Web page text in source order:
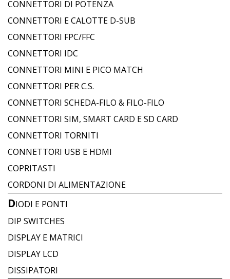
CONNETTORI DI POTENZA
CONNETTORI E CALOTTE D-SUB
CONNETTORI FPC/FFC
CONNETTORI IDC
CONNETTORI MINI E PICO MATCH
CONNETTORI PER C.S.
CONNETTORI SCHEDA-FILO & FILO-FILO
CONNETTORI SIM, SMART CARD E SD CARD
CONNETTORI TORNITI
CONNETTORI USB E HDMI
COPRITASTI
CORDONI DI ALIMENTAZIONE
DIODI E PONTI
DIP SWITCHES
DISPLAY E MATRICI
DISPLAY LCD
DISSIPATORI